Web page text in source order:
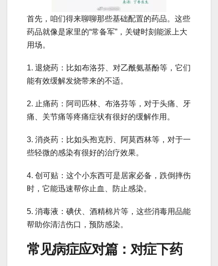
首先，咱们得来聊聊那些基础配置的药品。这些
药品就像是家里的“常备军”，关键时刻能派上大
用场。
1. 退烧药：比如布洛芬、对乙酰氨基酚等，它们
能有效缓解发烧带来的不适。
2. 止痛药：阿司匹林、布洛芬等，对于头痛、牙
痛、关节痛等疼痛症状有很好的缓解作用。
3. 消炎药：比如头孢克肟、阿莫西林等，对于一
些轻微的感染有很好的治疗效果。
4. 创可贴：这个小东西可是居家必备，跌倒摔伤
时，它能迅速帮你止血、防止感染。
5. 消毒液：碘伏、酒精棉片等，这些消毒用品能
帮助你清洁伤口，预防感染。
常见病症应对篇：对症下药